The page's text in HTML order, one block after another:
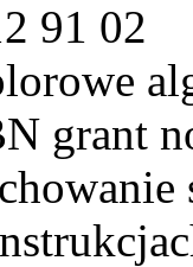
91 02
grant